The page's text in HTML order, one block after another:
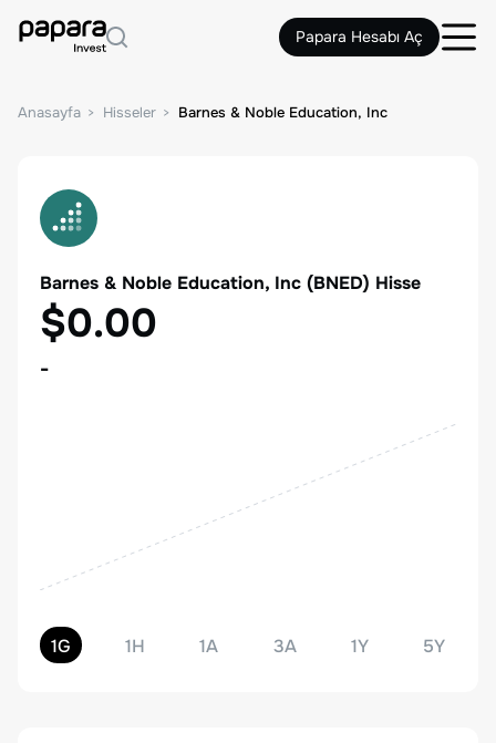
Papara Hesabı Aç
Anasayfa Hisseler Barnes & Noble Education, Inc
Barnes & Noble Education, Inc (BNED) Hisse
$0.00
-
1G 1H 1A 3A 1Y 5Y